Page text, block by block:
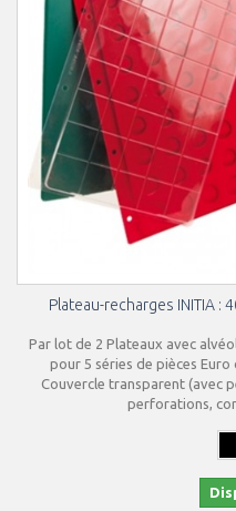
Plateau-recharges INITIA :
Par lot de 2 Plateaux avec
pour 5 séries de pièces Euro
Couvercle transparent (avec
perforations,